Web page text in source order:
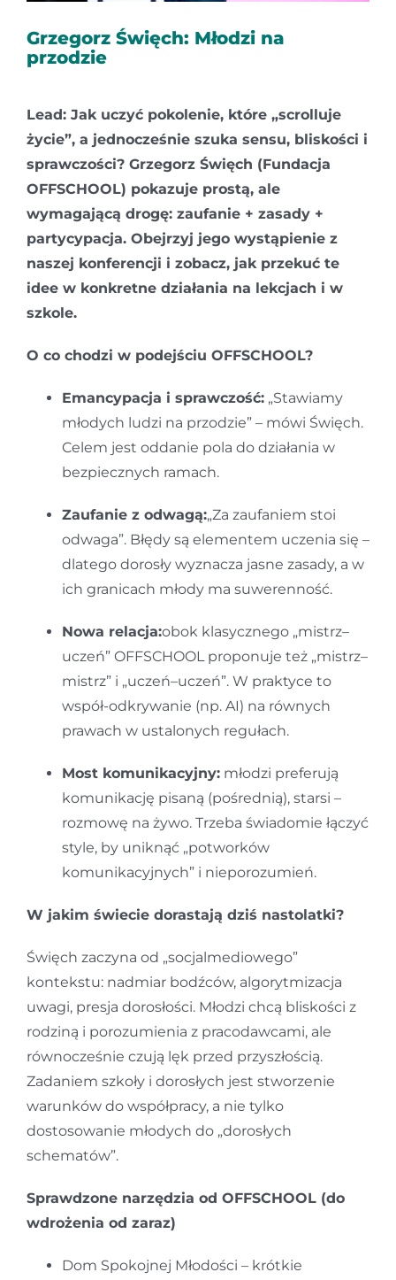
Grzegorz Święch: Młodzi na
przodzie
Lead: Jak uczyć pokolenie, które „scrolluje
życie”, a jednocześnie szuka sensu, bliskości i
sprawczości? Grzegorz Święch (Fundacja
OFFSCHOOL) pokazuje prostą, ale
wymagającą drogę: zaufanie + zasady +
partycypacja. Obejrzyj jego wystąpienie z
naszej konferencji i zobacz, jak przekuć te
idee w konkretne działania na lekcjach i w
szkole.
O co chodzi w podejściu OFFSCHOOL?
Emancypacja i sprawczość:„Stawiamy
młodych ludzi na przodzie” – mówi Święch.
Celem jest oddanie pola do działania w
bezpiecznych ramach.
Zaufanie z odwagą:„Za zaufaniem stoi
odwaga”. Błędy są elementem uczenia się –
dlatego dorosły wyznacza jasne zasady, a w
ich granicach młody ma suwerenność.
Nowa relacja:obok klasycznego „mistrz–
uczeń” OFFSCHOOL proponuje też „mistrz–
mistrz” i „uczeń–uczeń”. W praktyce to
współ-odkrywanie (np. AI) na równych
prawach w ustalonych regułach.
Most komunikacyjny:młodzi preferują
komunikację pisaną (pośrednią), starsi –
rozmowę na żywo. Trzeba świadomie łączyć
style, by uniknąć „potworków
komunikacyjnych” i nieporozumień.
W jakim świecie dorastają dziś nastolatki?
Święch zaczyna od „socjalmediowego”
kontekstu: nadmiar bodźców, algorytmizacja
uwagi, presja dorosłości. Młodzi chcą bliskości z
rodziną i porozumienia z pracodawcami, ale
równocześnie czują lęk przed przyszłością.
Zadaniem szkoły i dorosłych jest stworzenie
warunków do współpracy, a nie tylko
dostosowanie młodych do „dorosłych
schematów”.
Sprawdzone narzędzia od OFFSCHOOL (do
wdrożenia od zaraz)
Dom Spokojnej Młodości – krótkie